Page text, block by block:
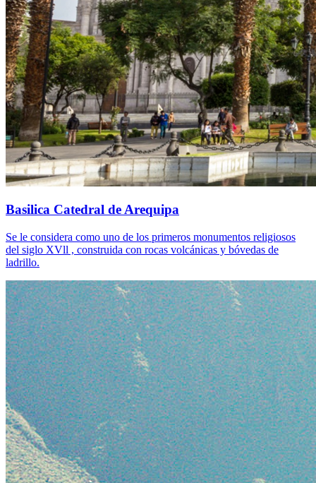
Basilica Catedral de Arequipa
Se le considera como uno de los primeros monumentos religiosos
del siglo XVll , construida con rocas volcánicas y bóvedas de
ladrillo.